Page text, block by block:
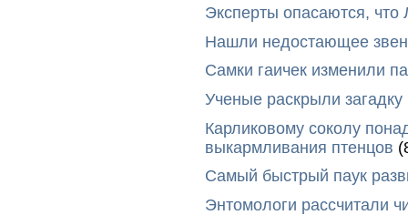
Эксперты опасаются,
Нашли недостающее
Самки гаичек изменили
Ученые раскрыли загадку
Карликовому соколу
выкармливания птенцов
Самый быстрый паук
Энтомологи рассчитали